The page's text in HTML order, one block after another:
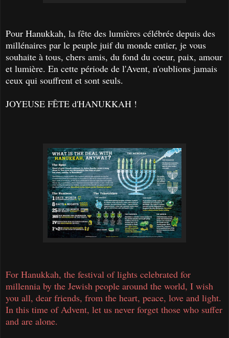
Pour Hanukkah, la fête des lumières célébrée depuis des
millénaires par le peuple juif du monde entier, je vous
souhaite à tous, chers amis, du fond du coeur, paix, amour
et lumière. En cette période de l'Avent, n'oublions jamais
ceux qui souffrent et sont seuls.
JOYEUSE FÊTE d'HANUKKAH !
For Hanukkah, the festival of lights celebrated for
millennia by the Jewish people around the world, I wish
you all, dear friends, from the heart, peace, love and light.
In this time of Advent, let us never forget those who suffer
and are alone.